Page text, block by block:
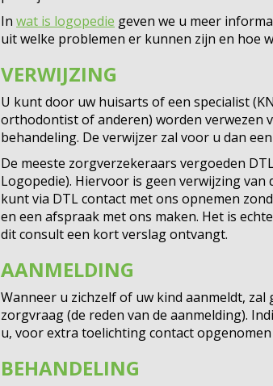
In wat is logopedie geven we u meer
uit welke problemen er kunnen zijn en hoe
VERWIJZING
U kunt door uw huisarts of een specialist
orthodontist of anderen) worden verwezen
behandeling. De verwijzer zal voor u dan
De meeste zorgverzekeraars vergoeden
Logopedie). Hiervoor is geen verwijzing van
kunt via DTL contact met ons opnemen
en een afspraak met ons maken. Het is
dit consult een kort verslag ontvangt.
AANMELDING
Wanneer u zichzelf of uw kind aanmeldt,
zorgvraag (de reden van de aanmelding).
u, voor extra toelichting contact
BEHANDELING